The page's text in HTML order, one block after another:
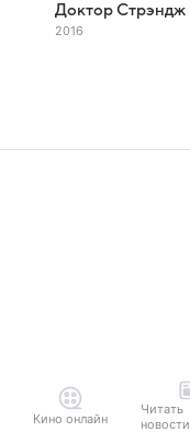
Доктор Стрэндж
2016
Кино онлайн
Читать
новости